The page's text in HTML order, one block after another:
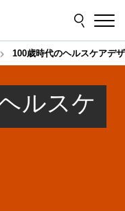
100歳時代のヘルスケアデ
ルスケ